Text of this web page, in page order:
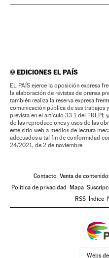
©EDICIONES EL PAÍS
EL PAÍS ejerce la oposición expresa
la elaboración de revistas de prensa
también realiza la reserva expresa
comunicación pública de sus trabajos
prevista en el artículo 33.1 del TRLPI;
de las reproducciones y usos de las
este sitio web a medios de lectura
adecuados a tal fin de conformidad
24/2021, de 2 de noviembre
Contacto Venta de
Política de privacidad
Mapa
RSS
Índice
Webs